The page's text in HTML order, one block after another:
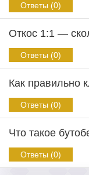
Ответы (0)
Откос 1:1 —
Ответы (0)
Как правильно
Ответы (0)
Что такое
Ответы (0)